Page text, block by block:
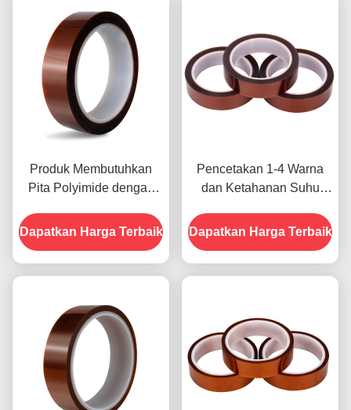
Produk Membutuhkan
Pita Polyimide dengan
1000V
Dapatkan Harga Terbaik
Pencetakan 1-4 Warna
dan Ketahanan Suhu
Pembayaran Kartu Kredit
untuk Model Sebelumnya
Dapatkan Harga Terbaik